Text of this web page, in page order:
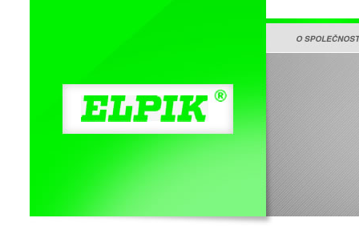
Elpik s.r.o.
O SPOLEČNOSTI